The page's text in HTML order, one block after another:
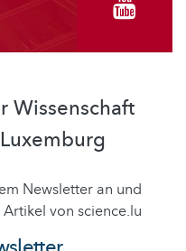
Wissenschaft
Newsletter an und
von science.lu